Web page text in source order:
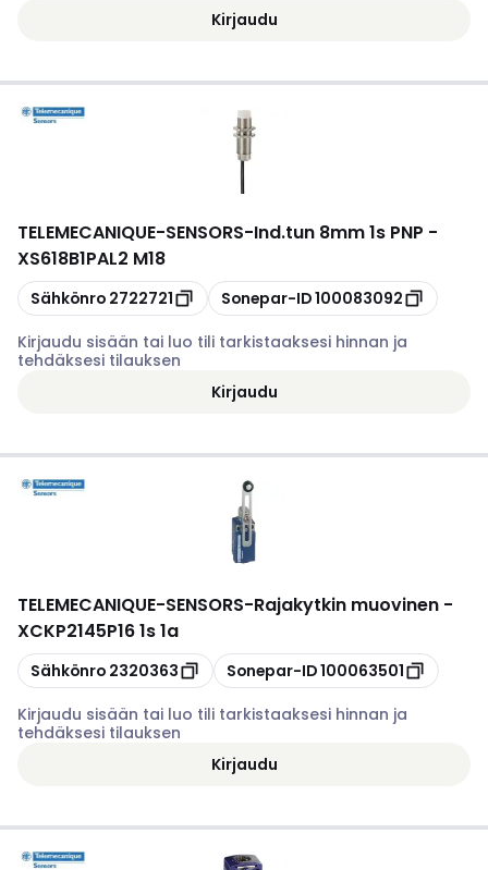
Kirjaudu
TELEMECANIQUE-SENSORS-Ind.tun 8mm 1s PNP -
XS618B1PAL2 M18
Kopioi
Sähkönro 2722721 Kopioi
Sonepar-ID100083092
Kirjaudu sisään tai luo tili tarkistaaksesi hinnan ja
tehdäksesi tilauksen
Kirjaudu
TELEMECANIQUE-SENSORS-Rajakytkin muovinen -
XCKP2145P16 1s 1a
Kopioi
Sähkönro 2320363 Kopioi
Sonepar-ID100063501
Kirjaudu sisään tai luo tili tarkistaaksesi hinnan ja
tehdäksesi tilauksen
Kirjaudu